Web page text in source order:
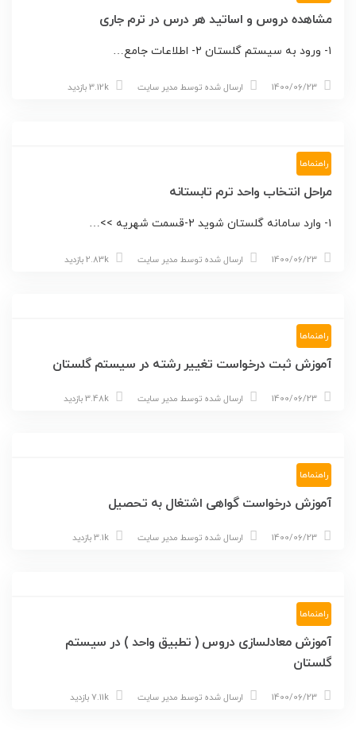
مشاهده دروس و اساتید هر درس در ترم جاری
۱- ورود به سیستم گلستان ۲- اطلاعات جامع…
1400/06/23 ارسال شده توسط مدیر سایت
راهنماها
مراحل انتخاب واحد ترم تابستانه
۱- وارد سامانه گلستان شوید ۲-قسمت شهریه >>…
1400/06/23 ارسال شده توسط مدیر سایت
راهنماها
آموزش ثبت درخواست تغییر رشته در سیستم گلستان
1400/06/23 ارسال شده توسط مدیر سایت
راهنماها
آموزش درخواست گواهی اشتغال به تحصیل
1400/06/23 ارسال شده توسط مدیر سایت
راهنماها
آموزش معادلسازی دروس ( تطبیق واحد ) در سیستم
گلستان
1400/06/23 ارسال شده توسط مدیر سایت